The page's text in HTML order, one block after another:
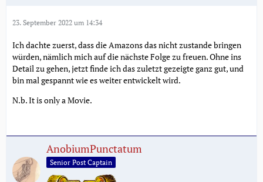
23. September 2022 um 14:34
Ich dachte zuerst, dass die Amazons das nicht zustande bringen
würden, nämlich mich auf die nächste Folge zu freuen. Ohne ins
Detail zu gehen, jetzt finde ich das zuletzt gezeigte ganz gut, und
bin mal gespannt wie es weiter entwickelt wird.
N.b. It is only a Movie.
AnobiumPunctatum
Senior Post Captain